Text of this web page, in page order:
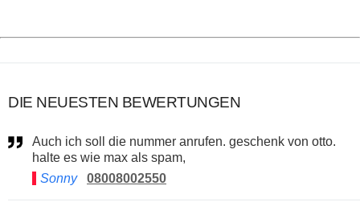
DIE NEUESTEN BEWERTUNGEN
Auch ich soll die nummer anrufen. geschenk von otto.
halte es wie max als spam,
Sonny
08008002550